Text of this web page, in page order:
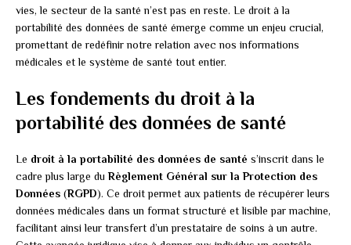
vies, le secteur de la santé n’est pas en reste. Le droit à la
portabilité des données de santé émerge comme un enjeu crucial,
promettant de redéfinir notre relation avec nos informations
médicales et le système de santé tout entier.
Les fondements du droit à la
portabilité des données de santé
Le droit à la portabilité des données de santé s’inscrit dans le
cadre plus large duRèglement Général sur la Protection des
Données (RGPD). Ce droit permet aux patients de récupérer leurs
données médicales dans un format structuré et lisible par machine,
facilitant ainsi leur transfert d’un prestataire de soins à un autre.